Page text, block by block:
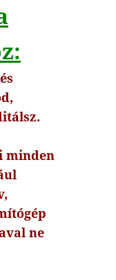
minden
ne